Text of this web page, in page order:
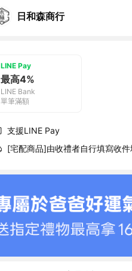
日和森商行
LINE Pay
最高4%
LINE Bank
單筆滿額
支援LINE Pay
[宅配商品]由收禮者自行填寫收件